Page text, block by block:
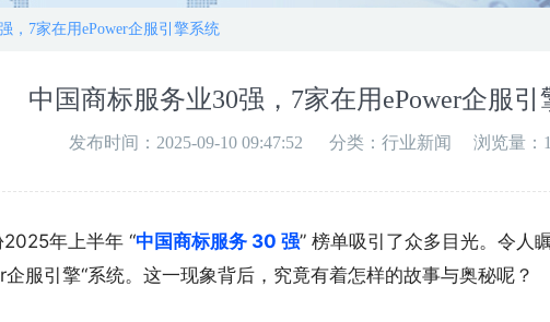
，7家在用ePower企服引擎系统
中国商标服务业30强，7家在用ePower企服引
发布时间：2025-09-10 09:47:52 分类： 行业新闻 浏览量：
年上半年 “中国商标服务 30 强” 榜单吸引了众多目光。令人
服引擎“系统。这一现象背后，究竟有着怎样的故事与奥秘呢？